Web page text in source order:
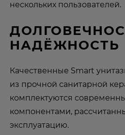
нескольких пользователей.
НАДЁЖНОСТЬ
Качественные Smart
из прочной санитарной
комплектуются
компонентами,
эксплуатацию.